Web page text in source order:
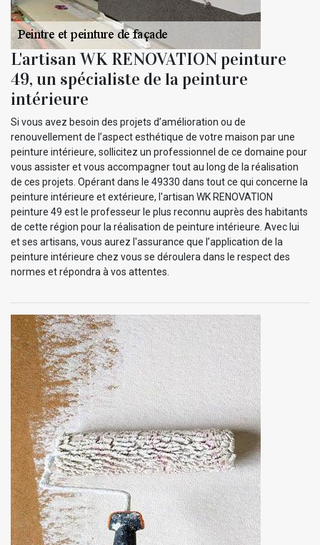
L'artisan WK RENOVATION peinture
49, un spécialiste de la peinture
intérieure
Si vous avez besoin des projets d’amélioration ou de
renouvellement de l’aspect esthétique de votre maison par une
peinture intérieure, sollicitez un professionnel de ce domaine pour
vous assister et vous accompagner tout au long de la réalisation
de ces projets. Opérant dans le 49330 dans tout ce qui concerne la
peinture intérieure et extérieure, l'artisan WK RENOVATION
peinture 49 est le professeur le plus reconnu auprès des habitants
de cette région pour la réalisation de peinture intérieure. Avec lui
et ses artisans, vous aurez l'assurance que l’application de la
peinture intérieure chez vous se déroulera dans le respect des
normes et répondra à vos attentes.